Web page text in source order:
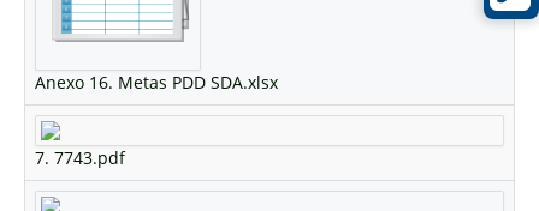
Anexo 16. Metas PDD SDA.xlsx
7. 7743.pdf